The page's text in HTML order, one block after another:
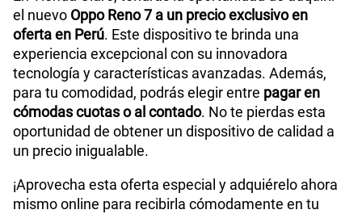
el nuevo Oppo Reno 7 a un precio exclusivo en
oferta en Perú. Este dispositivo te brinda una
experiencia excepcional con su innovadora
tecnología y características avanzadas. Además,
para tu comodidad, podrás elegir entre pagar en
cómodas cuotas o al contado. No te pierdas esta
oportunidad de obtener un dispositivo de calidad a
un precio inigualable.
¡Aprovecha esta oferta especial y adquiérelo ahora
mismo online para recibirla cómodamente en tu